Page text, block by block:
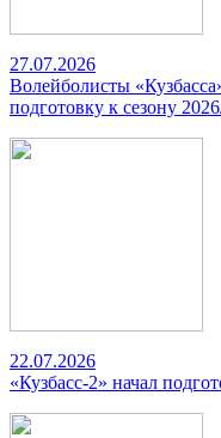
27.07.2026
Волейболисты
подготовку к сезону
22.07.2026
«Кузбасс-2» начал